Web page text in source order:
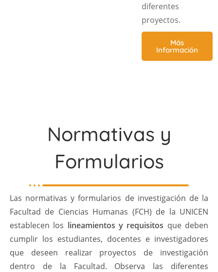
diferentes
proyectos.
Más
Información
Normativas y
Formularios
Las normativas y formularios de investigación de la
Facultad de Ciencias Humanas (FCH) de la UNICEN
establecen los lineamientos y requisitos que deben
cumplir los estudiantes, docentes e investigadores
que deseen realizar proyectos de investigación
dentro de la Facultad. Observa las diferentes